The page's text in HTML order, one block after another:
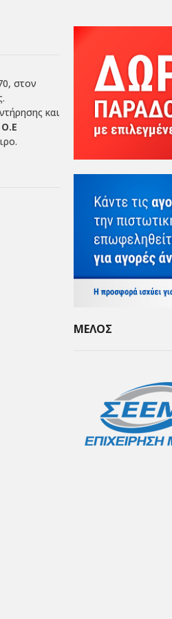
στον
και
ΜΕΛΟΣ